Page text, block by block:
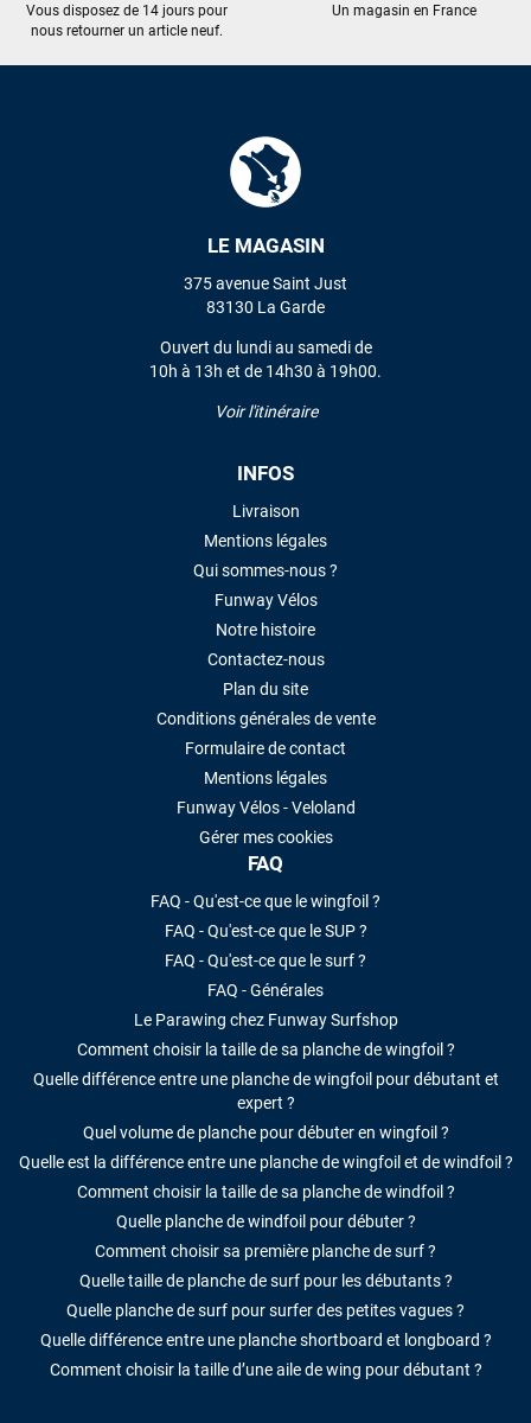
Vous disposez de 14 jours pour
nous retourner un article neuf.
Un magasin en France
LE MAGASIN
375 avenue Saint Just
83130 La Garde
Ouvert du lundi au samedi de
10h à 13h et de 14h30 à 19h00.
Voir l'itinéraire
INFOS
Livraison
Mentions légales
Qui sommes-nous ?
Funway Vélos
Notre histoire
Contactez-nous
Plan du site
Conditions générales de vente
Formulaire de contact
Mentions légales
Funway Vélos - Veloland
Gérer mes cookies
FAQ
FAQ - Qu'est-ce que le wingfoil ?
FAQ - Qu'est-ce que le SUP ?
FAQ - Qu'est-ce que le surf ?
FAQ - Générales
Le Parawing chez Funway Surfshop
Comment choisir la taille de sa planche de wingfoil ?
Quelle différence entre une planche de wingfoil pour débutant et
expert ?
Quel volume de planche pour débuter en wingfoil ?
Quelle est la différence entre une planche de wingfoil et de windfoil ?
Comment choisir la taille de sa planche de windfoil ?
Quelle planche de windfoil pour débuter ?
Comment choisir sa première planche de surf ?
Quelle taille de planche de surf pour les débutants ?
Quelle planche de surf pour surfer des petites vagues ?
Quelle différence entre une planche shortboard et longboard ?
Comment choisir la taille d’une aile de wing pour débutant ?
Cela faisait 6 mois que je galérais à remplacer ma board eux
Excellent conseil excellent prix et en plus super sympas. Merci
J'ai acheté une voile d'occasion depuis Tahiti. Super service.
VOIR TOUS LES AVIS
LAISSER UN AVIS